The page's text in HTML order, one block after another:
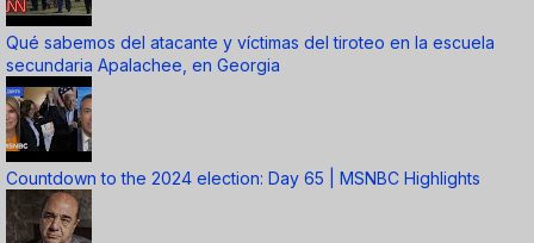
Qué sabemos del atacante y víctimas del tiroteo en la escuela
secundaria Apalachee, en Georgia
Countdown to the 2024 election: Day 65 | MSNBC Highlights